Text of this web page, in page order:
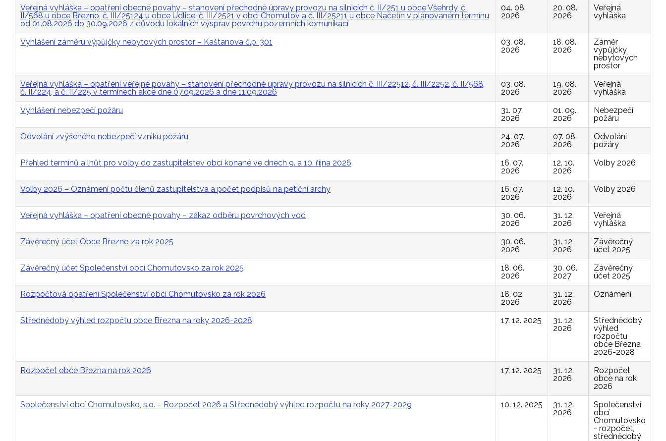
Veřejná vyhláška – opatření obecné povahy – stanovení přechodné úpravy provozu na silnicích č. II/251 u obce Všehrdy, č.
II/568 u obce Březno, č. III/25124 u obce Údlice, č. III/2521 v obci Chomutov a č. III/25211 u obce Načetín v plánovaném termínu
od 01.08.2026 do 30.09.2026 z důvodu lokálních výsprav povrchu pozemních komunikací
04. 08.
2026
20. 08.
2026
Veřejná
vyhláška
Vyhlášení záměru výpůjčky nebytových prostor – Kaštanova č.p. 301
03. 08.
2026
18. 08.
2026
Záměr
výpůjčky
nebytových
prostor
Veřejná vyhláška – opatření veřejné povahy – stanovení přechodné úpravy provozu na silnicích č. III/22512, č. III/2252, č. II/568,
č. II/224, a č. II/225 v termínech akce dne 07.09.2026 a dne 11.09.2026
03. 08.
2026
19. 08.
2026
Veřejná
vyhláška
Vyhlášení nebezpečí požáru
31. 07.
2026
01. 09.
2026
Nebezpečí
požáru
Odvolání zvýšeného nebezpečí vzniku požáru
24. 07.
2026
07. 08.
2026
Odvolání
požáry
Přehled termínů a lhůt pro volby do zastupitelstev obcí konané ve dnech 9. a 10. října 2026
16. 07.
2026
12. 10.
2026
Volby 2026
Volby 2026 – Oznámení počtu členů zastupitelstva a počet podpisů na petiční archy
16. 07.
2026
12. 10.
2026
Volby 2026
Veřejná vyhláška – opatření obecné povahy – zákaz odběru povrchových vod
30. 06.
2026
31. 12.
2026
Veřejná
vyhláška
Závěrečný účet Obce Březno za rok 2025
30. 06.
2026
31. 12.
2026
Závěrečný
účet 2025
Závěrečný účet Společenství obcí Chomutovsko za rok 2025
18. 06.
2026
30. 06.
2027
Závěrečný
účet 2025
Rozpočtová opatření Společenství obcí Chomutovsko za rok 2026
18. 02.
2026
31. 12.
2026
Oznámení
Střednědobý výhled rozpočtu obce Března na roky 2026-2028 17. 12. 2025
31. 12.
2026
Střednědobý
výhled
rozpočtu
obce Března
2026-2028
Rozpočet obce Března na rok 2026
17. 12. 2025
31. 12.
2026
Rozpočet
obce na rok
2026
Společenství obcí Chomutovsko, s.o. – Rozpočet 2026 a Střednědobý výhled rozpočtu na roky 2027-2029
10. 12. 2025
31. 12.
2026
Společenství
obcí
Chomutovsko
- rozpočet,
střednědobý